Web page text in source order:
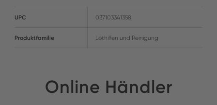
UPC 037103341358
Produktfamilie Löthilfen und Reinigung
Online Händler